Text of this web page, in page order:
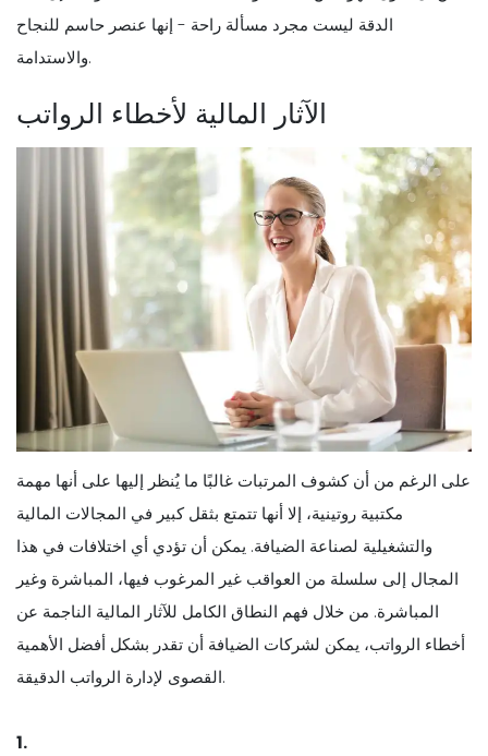
الدقة ليست مجرد مسألة راحة - إنها عنصر حاسم للنجاح
والاستدامة.
الآثار المالية لأخطاء الرواتب
على الرغم من أن كشوف المرتبات غالبًا ما يُنظر إليها على أنها مهمة
مكتبية روتينية، إلا أنها تتمتع بثقل كبير في المجالات المالية
والتشغيلية لصناعة الضيافة. يمكن أن تؤدي أي اختلافات في هذا
المجال إلى سلسلة من العواقب غير المرغوب فيها، المباشرة وغير
المباشرة. من خلال فهم النطاق الكامل للآثار المالية الناجمة عن
أخطاء الرواتب، يمكن لشركات الضيافة أن تقدر بشكل أفضل الأهمية
القصوى لإدارة الرواتب الدقيقة.
1.